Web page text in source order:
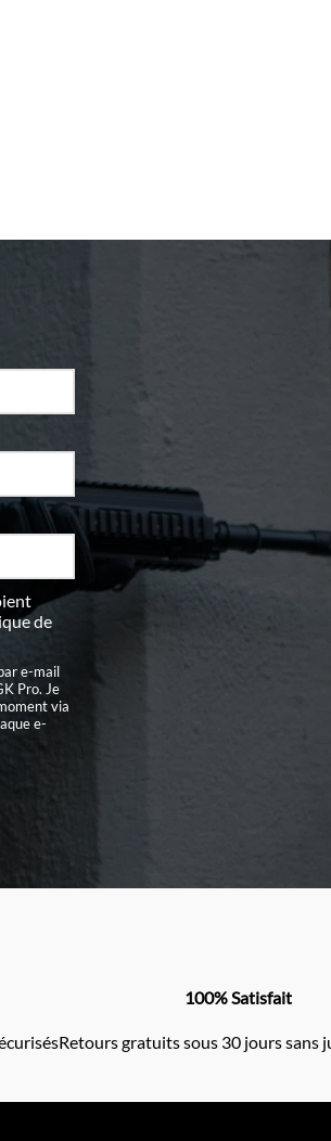
de
e-mail
Pro. Je
via
e-
100% Satisfait
Retours gratuits sous 30 jours sans